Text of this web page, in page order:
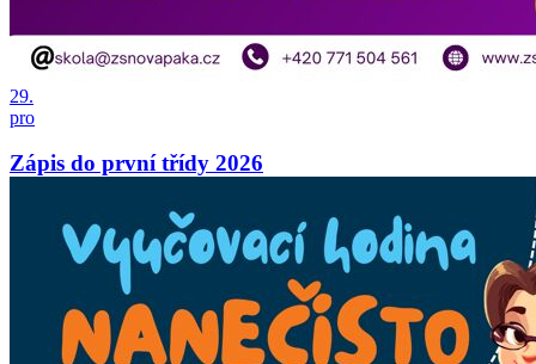
29.
pro
Zápis do první třídy 2026